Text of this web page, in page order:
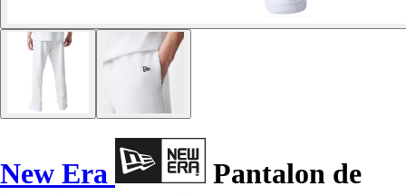
New Era
Pantalon de